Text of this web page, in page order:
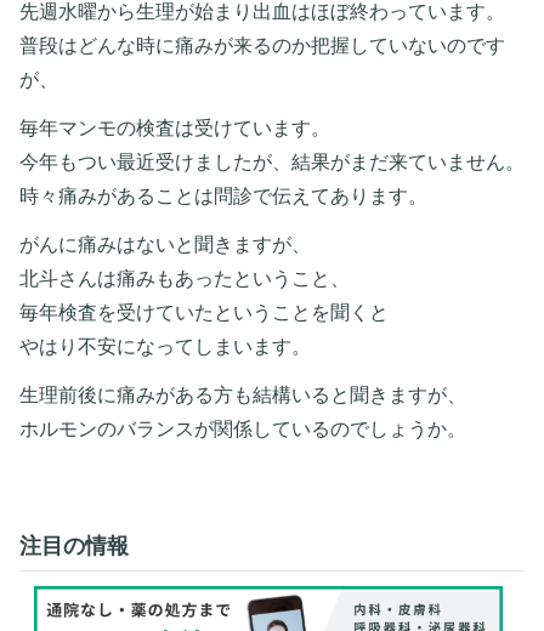
先週水曜から生理が始まり出血はほぼ終わっています。
普段はどんな時に痛みが来るのか把握していないのです
が、
毎年マンモの検査は受けています。
今年もつい最近受けましたが、結果がまだ来ていません。
時々痛みがあることは問診で伝えてあります。
がんに痛みはないと聞きますが、
北斗さんは痛みもあったということ、
毎年検査を受けていたということを聞くと
やはり不安になってしまいます。
生理前後に痛みがある方も結構いると聞きますが、
ホルモンのバランスが関係しているのでしょうか。
注目の情報